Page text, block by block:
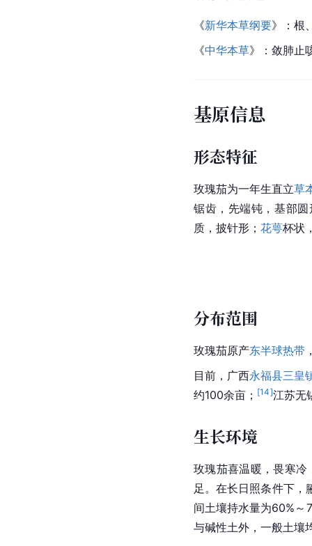
《新华本草纲要》：根
《中华本草》：敛肺止
基原信息
形态特征
玫瑰茄为一年生直立草
锯齿，先端钝，基部
质，披针形； 花萼杯状
分布范围
玫瑰茄原产东半球热带
目前，广西永福县三皇
约100余亩； [14]江苏无
生长环境
玫瑰茄喜温暖，畏寒
足。在长日照条件下，
间土壤持水量为60%～
与碱性土外，一般土壤